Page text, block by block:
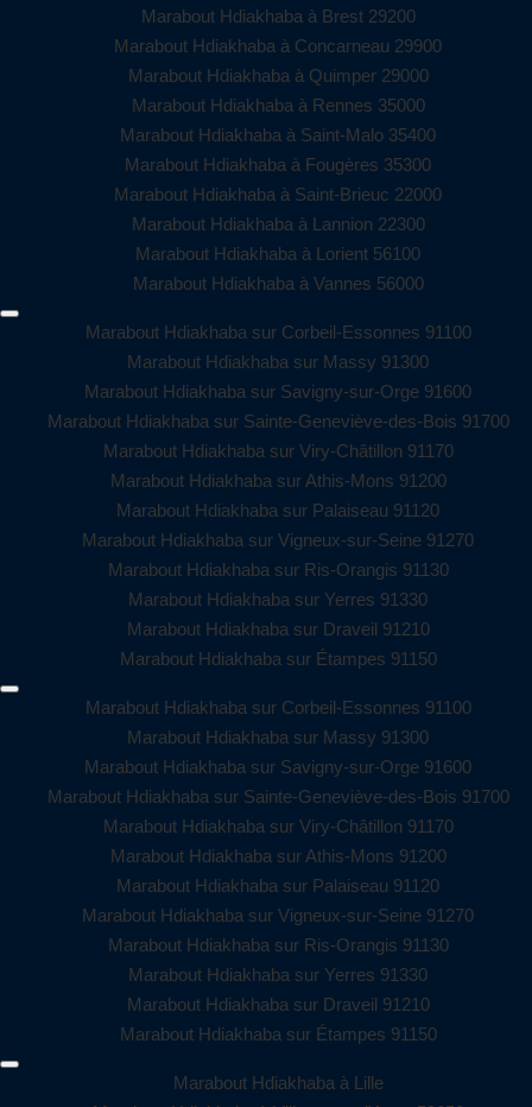
Marabout Hdiakhaba à Brest 29200
Marabout Hdiakhaba à Concarneau 29900
Marabout Hdiakhaba à Quimper 29000
Marabout Hdiakhaba à Rennes 35000
Marabout Hdiakhaba à Saint-Malo 35400
Marabout Hdiakhaba à Fougères 35300
Marabout Hdiakhaba à Saint-Brieuc 22000
Marabout Hdiakhaba à Lannion 22300
Marabout Hdiakhaba à Lorient 56100
Marabout Hdiakhaba à Vannes 56000
Marabout Hdiakhaba sur Corbeil-Essonnes 91100
Marabout Hdiakhaba sur Massy 91300
Marabout Hdiakhaba sur Savigny-sur-Orge 91600
Marabout Hdiakhaba sur Sainte-Geneviève-des-Bois 91700
Marabout Hdiakhaba sur Viry-Châtillon 91170
Marabout Hdiakhaba sur Athis-Mons 91200
Marabout Hdiakhaba sur Palaiseau 91120
Marabout Hdiakhaba sur Vigneux-sur-Seine 91270
Marabout Hdiakhaba sur Ris-Orangis 91130
Marabout Hdiakhaba sur Yerres 91330
Marabout Hdiakhaba sur Draveil 91210
Marabout Hdiakhaba sur Étampes 91150
Marabout Hdiakhaba sur Corbeil-Essonnes 91100
Marabout Hdiakhaba sur Massy 91300
Marabout Hdiakhaba sur Savigny-sur-Orge 91600
Marabout Hdiakhaba sur Sainte-Geneviève-des-Bois 91700
Marabout Hdiakhaba sur Viry-Châtillon 91170
Marabout Hdiakhaba sur Athis-Mons 91200
Marabout Hdiakhaba sur Palaiseau 91120
Marabout Hdiakhaba sur Vigneux-sur-Seine 91270
Marabout Hdiakhaba sur Ris-Orangis 91130
Marabout Hdiakhaba sur Yerres 91330
Marabout Hdiakhaba sur Draveil 91210
Marabout Hdiakhaba sur Étampes 91150
Marabout Hdiakhaba à Lille